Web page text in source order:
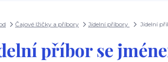
Čajové lžičky a příbory Jídelní příbory Jídelní
příbor se